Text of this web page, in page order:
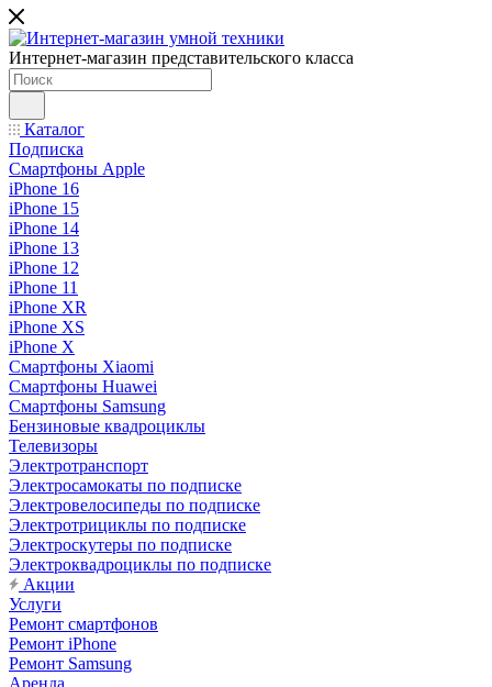
Интернет-магазин представительского класса
Каталог
Подписка
Смартфоны Apple
iPhone 16
iPhone 15
iPhone 14
iPhone 13
iPhone 12
iPhone 11
iPhone XR
iPhone XS
iPhone X
Смартфоны Xiaomi
Смартфоны Huawei
Смартфоны Samsung
Бензиновые квадроциклы
Телевизоры
Электротранспорт
Электросамокаты по подписке
Электровелосипеды по подписке
Электротрициклы по подписке
Электроскутеры по подписке
Электроквадроциклы по подписке
Акции
Услуги
Ремонт смартфонов
Ремонт iPhone
Ремонт Samsung
Аренда